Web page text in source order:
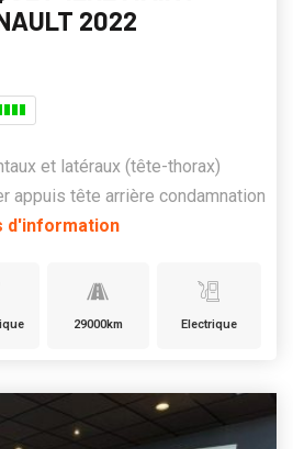
2022
et latéraux (tête-thorax)
appuis tête arrière condamnation
d'information
29000km Electrique